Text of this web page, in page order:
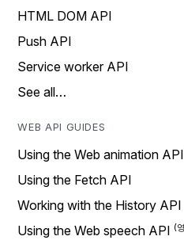
HTML DOM API
Push API
Service worker API
See all…
WEB API GUIDES
Using the Web animation API
Using the Fetch API
Working with the History API
Using the Web speech API